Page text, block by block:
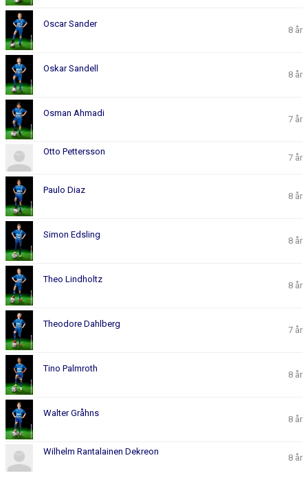
Oscar Sander
8 år
Oskar Sandell
8 år
Osman Ahmadi
7 år
Otto Pettersson
7 år
Paulo Diaz
8 år
Simon Edsling
8 år
Theo Lindholtz
8 år
Theodore Dahlberg
7 år
Tino Palmroth
8 år
Walter Gråhns
8 år
Wilhelm Rantalainen Dekreon
8 år